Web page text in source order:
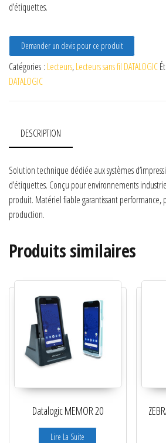
d’étiquettes.
Demander un devis pour ce produit
Catégories : Lecteurs,Lecteurs sans fil DATALOGIC
DATALOGIC
DESCRIPTION
Solution technique dédiée aux systèmes
d’étiquettes. Conçu pour environnements
produit. Matériel fiable garantissant
production.
Produits similaires
Datalogic MEMOR 20
Lire La Suite